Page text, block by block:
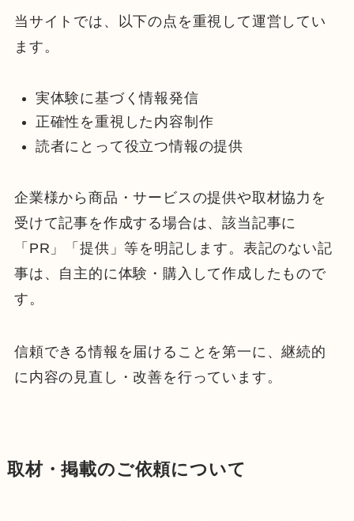
当サイトでは、以下の点を重視して運営してい
ます。
実体験に基づく情報発信
正確性を重視した内容制作
読者にとって役立つ情報の提供
企業様から商品・サービスの提供や取材協力を
受けて記事を作成する場合は、該当記事に
「PR」「提供」等を明記します。表記のない記
事は、自主的に体験・購入して作成したもので
す。
信頼できる情報を届けることを第一に、継続的
に内容の見直し・改善を行っています。
取材・掲載のご依頼について